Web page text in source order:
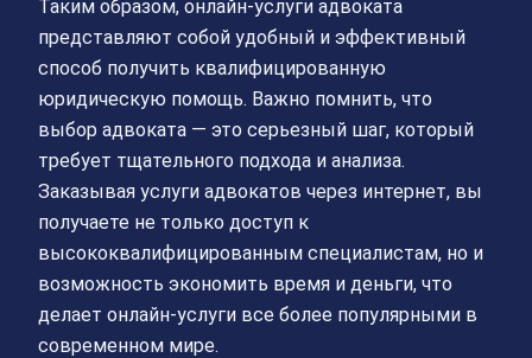
Таким образом, онлайн-услуги адвоката
представляют собой удобный и эффективный
способ получить квалифицированную
юридическую помощь. Важно помнить, что
выбор адвоката — это серьезный шаг, который
требует тщательного подхода и анализа.
Заказывая услуги адвокатов через интернет, вы
получаете не только доступ к
высококвалифицированным специалистам, но и
возможность экономить время и деньги, что
делает онлайн-услуги все более популярными в
современном мире.